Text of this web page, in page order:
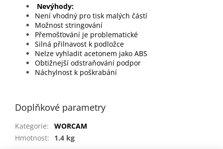
Nevýhody:
Není vhodný pro tisk malých částí
Možnost stringování
Přemošťování je problematické
Silná přilnavost k podložce
Nelze vyhladit acetonem jako ABS
Obtižnejší odstraňování podpor
Náchylnost k poškrabání
Doplňkové parametry
Kategorie:
WORCAM
Hmotnost: 1.4 kg